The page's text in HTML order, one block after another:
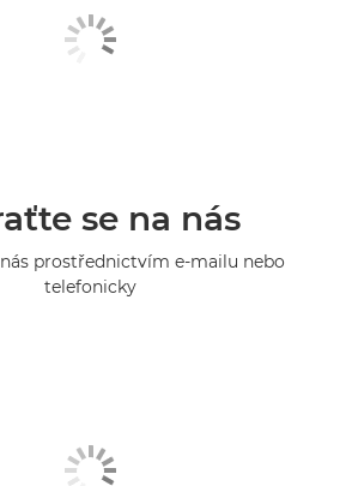
se na nás
prostřednictvím e-mailu nebo
telefonicky